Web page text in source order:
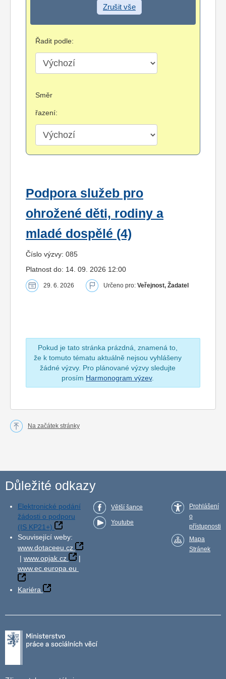
Zrušit vše
Řadit podle:
Směr
řazení:
Podpora služeb pro
ohrožené děti, rodiny a
mladé dospělé (4)
Číslo výzvy: 085
Platnost do: 14. 09. 2026 12:00
29. 6. 2026 Určeno pro: Veřejnost, Žadatel
Pokud je tato stránka prázdná, znamená to,
že k tomuto tématu aktuálně nejsou vyhlášeny
žádné výzvy. Pro plánované výzvy sledujte
prosím Harmonogram výzev.
Na začátek stránky
Důležité odkazy
Elektronické podání
žádosti o podporu
(IS KP21+)
Související weby:
www.dotaceeu.cz
| www.opjak.cz
|
www.ec.europa.eu
Kariéra
Větší šance
Youtube
Prohlášení
o
přístupnosti
Mapa
Stránek